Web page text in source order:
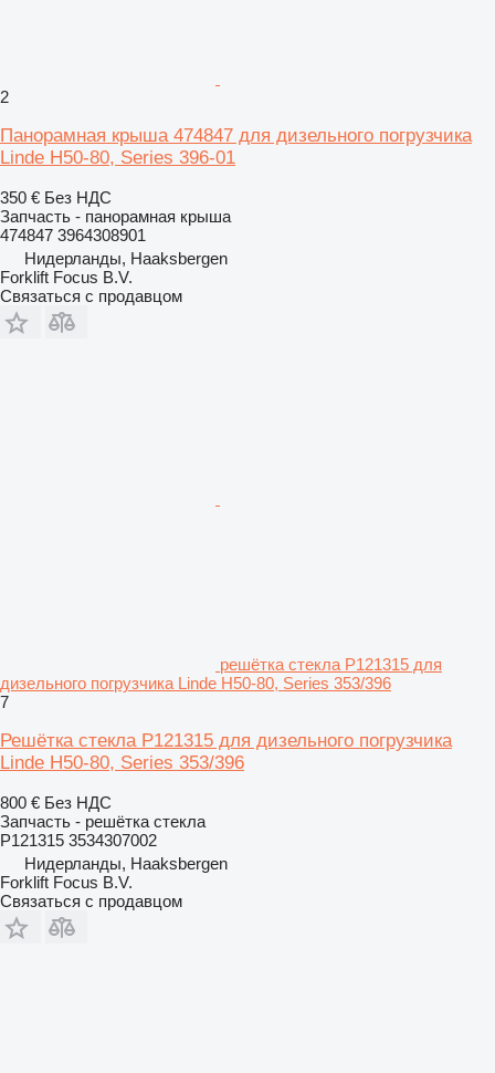
2
Панорамная крыша 474847 для дизельного погрузчика
Linde H50-80, Series 396-01
350 € Без НДС
Запчасть - панорамная крыша
474847 3964308901
Нидерланды, Haaksbergen
Forklift Focus B.V.
Связаться с продавцом
решётка стекла P121315 для
дизельного погрузчика Linde H50-80, Series 353/396
7
Решётка стекла P121315 для дизельного погрузчика
Linde H50-80, Series 353/396
800 € Без НДС
Запчасть - решётка стекла
P121315 3534307002
Нидерланды, Haaksbergen
Forklift Focus B.V.
Связаться с продавцом